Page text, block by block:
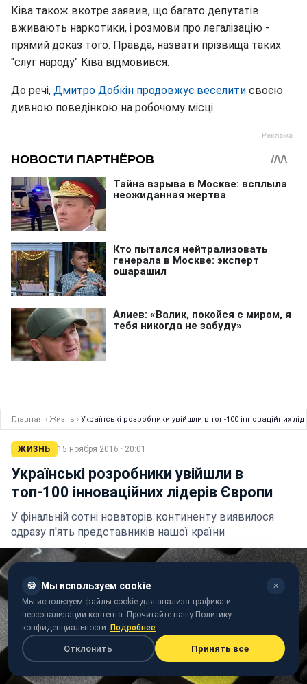
Ківа також вкотре заявив, що багато депутатів
вживають наркотики, і розмови про легалізацію -
прямий доказ того. Правда, назвати прізвища таких
"слуг народу" Ківа відмовився.
До речі, Дмитро Добкін продовжує веселити своєю
дивною поведінкою на робочому місці.
Главная › Жизнь › Українські розробники увійшли в топ-100 інноваційних
ЖИЗНЬ 15 ноября 2016 · 20:01
Українські розробники увійшли в
топ-100 інноваційних лідерів Європи
У фінальній сотні новаторів континенту виявилося
одразу п'ять представників нашої країни
🍪 Мы используем cookie ✕
Мы используем файлы cookie для анализа трафика и
персонализации контента. Прочитайте нашу Политику
конфиденциальности. Подробнее
Отклонить Принять все